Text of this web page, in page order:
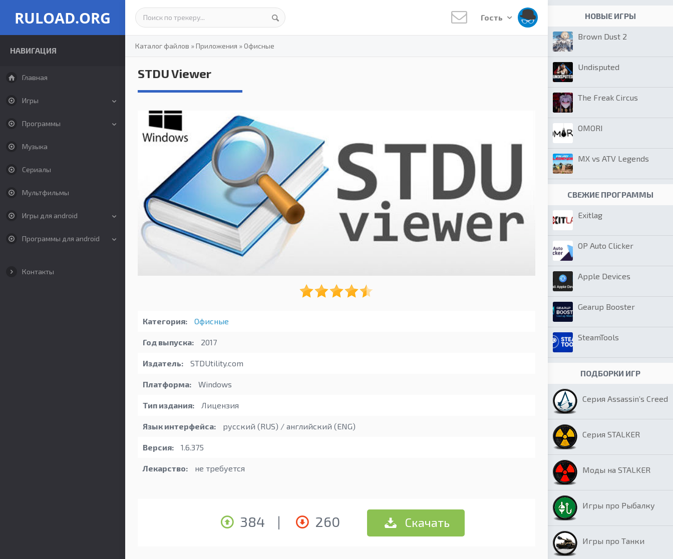
RULOAD.ORG
НАВИГАЦИЯ
Главная
Игры
Программы
Музыка
Сериалы
Мультфильмы
Игры для android
Программы для android
Контакты
Гость
Каталог файлов »Приложения »Офисные
STDU Viewer
Категория: Офисные
Год выпуска: 2017
Издатель: STDUtility.com
Платформа: Windows
Тип издания: Лицензия
Язык интерфейса: русский (RUS) / английский (ENG)
Версия: 1.6.375
Лекарство: не требуется
384 | 260 Скачать
НОВЫЕ ИГРЫ
Brown Dust 2
Undisputed
The Freak Circus
OMORI
MX vs ATV Legends
СВЕЖИЕ ПРОГРАММЫ
Exitlag
OP Auto Clicker
Apple Devices
Gearup Booster
SteamTools
ПОДБОРКИ ИГР
Серия Assassin’s Creed
Серия STALKER
Моды на STALKER
Игры про Рыбалку
Игры про Танки